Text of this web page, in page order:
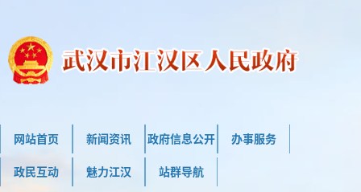
网站首页 新闻资讯 政府信息公开 办事服务
政民互动 魅力江汉 站群导航